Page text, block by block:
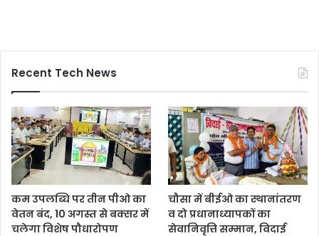
Recent Tech News
कम उपलब्धि पर तीन पीओ का
वेतन बंद, 10 अगस्त से बक्सर में
चलेगा विशेष पौधारोपण
चौसा में बीईओ का स्थानांतरण
व दो प्रधानाध्यापकों का
सेवानिवृत्ति सम्मान, विदाई